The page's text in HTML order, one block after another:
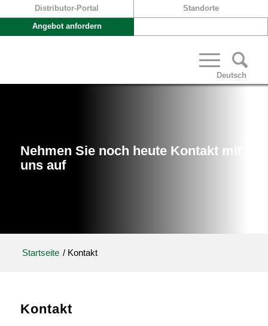
Distributor-Portal
Standorte
Angebot anfordern
Deutsch
Nehmen Sie noch heute Kontakt mit
uns auf
Startseite / Kontakt
Kontakt